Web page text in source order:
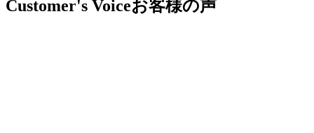
Customer's Voiceお客様の声